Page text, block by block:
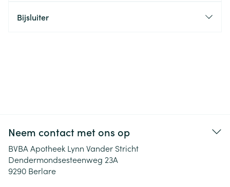
Bijsluiter
Neem contact met ons op
BVBA Apotheek Lynn Vander Stricht
Dendermondsesteenweg 23A
9290 Berlare